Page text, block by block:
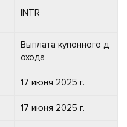
INTR
Выплата купонного д
охода
17 июня 2025 г.
17 июня 2025 г.